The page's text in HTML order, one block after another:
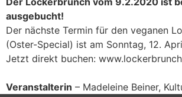
ausgebucht!
Der nächste Termin für den veganen
(Oster-Special) ist am Sonntag, 12.
Jetzt direkt buchen:
Veranstalterin – Madeleine Beiner,